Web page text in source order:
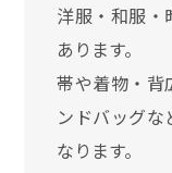
洋服・和服・
あります。
帯や着物・背
ンドバッグな
なります。